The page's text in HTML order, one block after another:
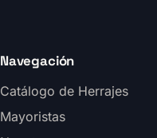
Navegación
Catálogo de Herrajes
Mayoristas